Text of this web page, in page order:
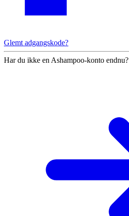
Glemt adgangskode?
Har du ikke en Ashampoo-konto endnu?